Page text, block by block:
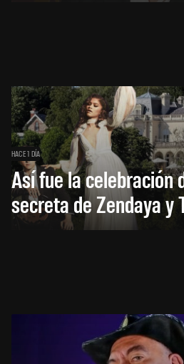
HACE 1 DÍA
Así fue la celebración
secreta de Zendaya y